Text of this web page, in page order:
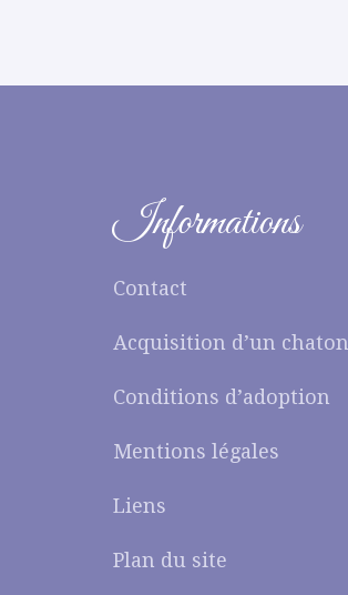
Informations
Contact
Acquisition d’un chaton
Conditions d’adoption
Mentions légales
Liens
Plan du site